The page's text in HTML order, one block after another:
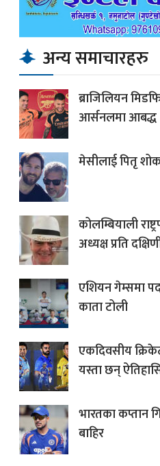
अन्य समाचारहरु
ब्राजिलियन
आर्सनलमा आबद्ध
मेसीलाई पितृ
कोलम्बियाली
अध्यक्ष प्रति
एशियन गेम्समा
काता टोली
एकदिवसीय
यस्ता छन्
भारतका कप्तान
बाहिर